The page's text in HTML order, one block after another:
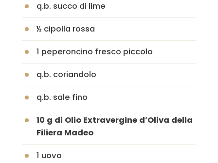
q.b. succo di lime
½ cipolla rossa
1 peperoncino fresco piccolo
q.b. coriandolo
q.b. sale fino
10 g di Olio Extravergine d’Oliva della
Filiera Madeo
1 uovo